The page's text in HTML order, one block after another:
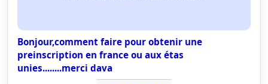
Bonjour,comment faire pour obtenir une
preinscription en france ou aux étas
unies........merci dava